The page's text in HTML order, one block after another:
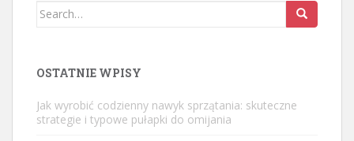
Search
OSTATNIE WPISY
Jak wyrobić codzienny nawyk sprzątania: skuteczne
strategie i typowe pułapki do omijania